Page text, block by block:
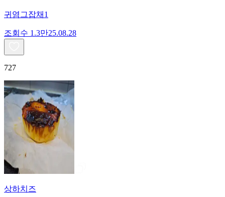
귀염그잡채1
조회수 1.3만25.08.28
727
상하치즈